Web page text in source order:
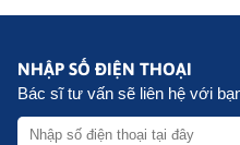
NHẬP SỐ ĐIỆN THOẠI
Bác sĩ tư vấn sẽ liên hệ với